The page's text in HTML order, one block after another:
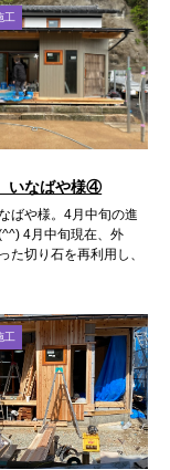
工
いなばや様④
ばや様。4月中旬の進
4月中旬現在、外
た切り石を再利用し、
工